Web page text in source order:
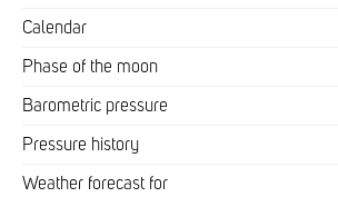
Calendar
Phase of the moon
Barometric pressure
Pressure history
Weather forecast for